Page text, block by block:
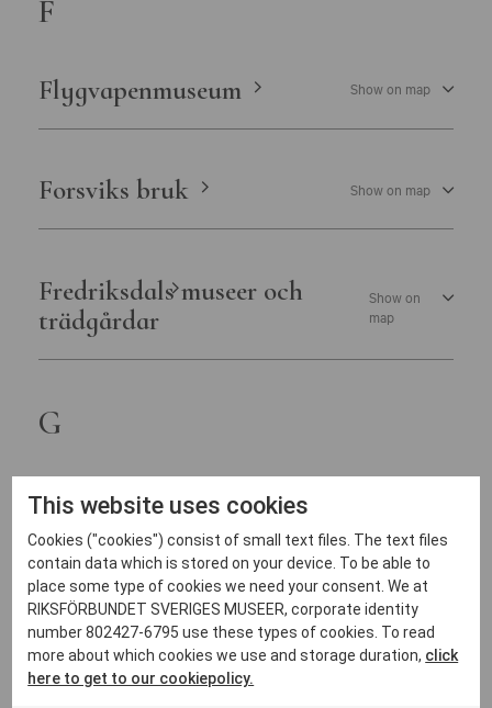
F
Flygvapenmuseum Show on map
Forsviks bruk Show on map
Fredriksdals museer och
trädgårdar
Show on
map
G
Göteborgs Naturhistoriska
Museum
J
This website uses cookies
Cookies ("cookies") consist of small text files. The text files
contain data which is stored on your device. To be able to
place some type of cookies we need your consent. We at
RIKSFÖRBUNDET SVERIGES MUSEER, corporate identity
number 802427-6795 use these types of cookies. To read
more about which cookies we use and storage duration, click
here to get to our cookiepolicy.